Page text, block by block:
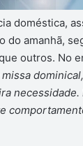
doméstica,
do amanhã,
outros. No
necessidade.